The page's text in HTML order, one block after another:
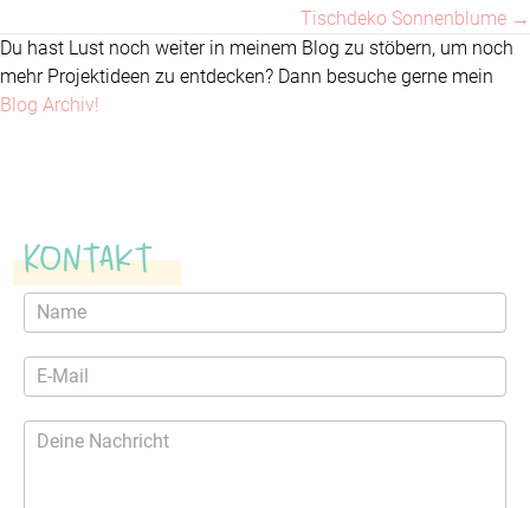
navigation
Tischdeko Sonnenblume →
Du hast Lust noch weiter in meinem Blog zu stöbern, um noch
mehr Projektideen zu entdecken? Dann besuche gerne mein
Blog Archiv!
Kontakt
Kontaktformular